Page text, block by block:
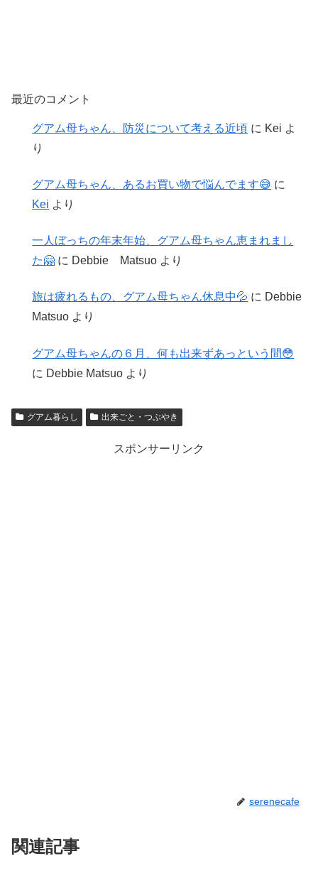
最近のコメント
グアム母ちゃん、防災について考える近頃 に Kei よ
り
グアム母ちゃん、あるお買い物で悩んでます😅 に
Kei より
一人ぼっちの年末年始、グアム母ちゃん恵まれまし
た🤗 に Debbie Matsuo より
旅は疲れるもの、グアム母ちゃん休息中💦 に Debbie
Matsuo より
グアム母ちゃんの６月、何も出来ずあっという間😳
に Debbie Matsuo より
グアム暮らし 出来ごと・つぶやき
スポンサーリンク
serenecafe
関連記事